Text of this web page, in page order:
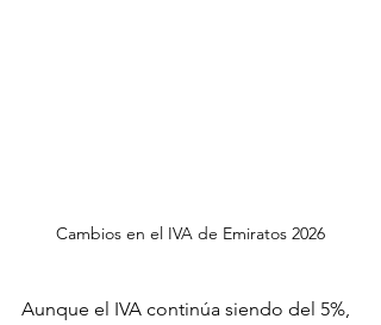
Cambios en el IVA de Emiratos 2026
Aunque el IVA continúa siendo del 5%,